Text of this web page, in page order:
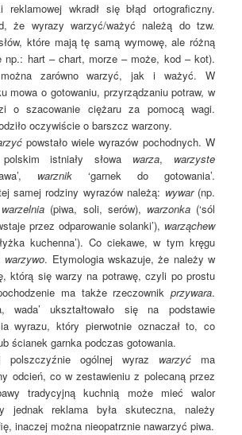
reklamowej wkradł się błąd ortograficzny.
że wyrazy warzyć/ważyć należą do tzw.
które mają tę samą wymowę, ale różną
np.: hart– chart, morze– może, kod–kot).
zarówno warzyć, jak i ważyć. W
mowa o gotowaniu, przyrządzaniu potraw, w
o szacowanie ciężaru za pomocą wagi.
oczywiście obarszcz warzony.
powstało wiele wyrazów pochodnych. W
istniały słowa
warza, warzyste
warznik ‘garnek do gotowania’.
samej rodziny wyrazów należą: wywar(np.
warzelnia (piwa, soli, serów), warzonka(‘sól
przez odparowanie solanki’), warząchew
kuchenna’). Co ciekawe, w tym kręgu
warzywo. Etymologia wskazuje, że należy w
którą się warzy na potrawę, czyli po prostu
ma także rzeczownik przywara.
wada’ ukształtowało się na podstawie
wyrazu, który pierwotnie oznaczał to, co
ścianek garnka podczas gotowania.
polszczyźnie ogólnej wyraz warzyćma
odcień, co w zestawieniu z polecaną przez
tradycyjną kuchnią może mieć walor
jednak reklama była skuteczna, należy
inaczej można nieopatrznie nawarzyć piwa.